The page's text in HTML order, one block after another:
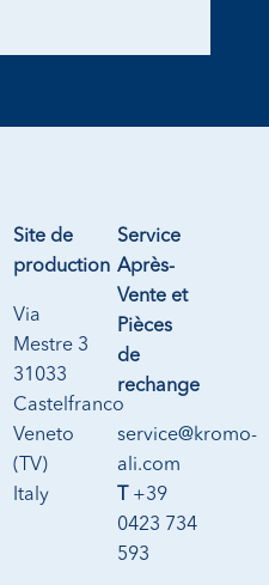
Site de
production
Via
Mestre 3
31033
Castelfranco
Veneto
(TV)
Italy
Service
Après-
Vente et
Pièces
de
rechange
service@kromo-
ali.com
+39
0423 734
593